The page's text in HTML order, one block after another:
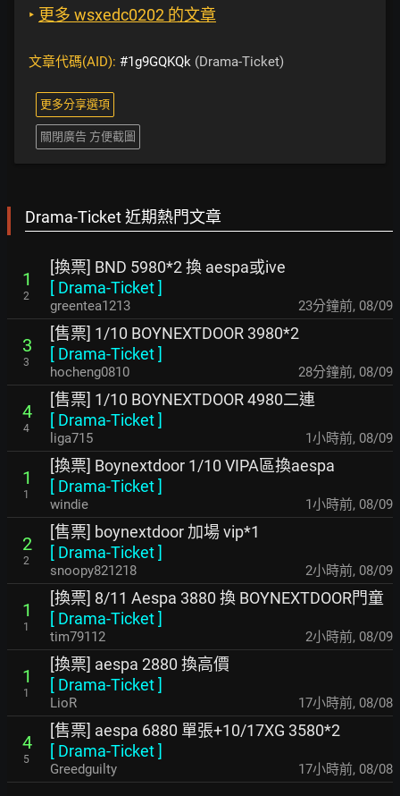
‣ 更多 wsxedc0202 的文章
文章代碼(AID): #1g9GQKQk (Drama-Ticket)
更多分享選項
關閉廣告 方便截圖
Drama-Ticket 近期熱門文章
1
2
[換票] BND 5980*2 換 aespa或ive
[ Drama-Ticket]
greentea1213 23分鐘前, 08/09
3
3
[售票] 1/10 BOYNEXTDOOR 3980*2
[ Drama-Ticket]
hocheng0810 28分鐘前, 08/09
4
4
[售票] 1/10 BOYNEXTDOOR 4980二連
[ Drama-Ticket]
liga715 1小時前, 08/09
1
1
[換票] Boynextdoor 1/10 VIPA區換aespa
[ Drama-Ticket]
windie 1小時前, 08/09
2
2
[售票] boynextdoor 加場 vip*1
[ Drama-Ticket]
snoopy821218 2小時前, 08/09
1
1
[換票] 8/11 Aespa 3880 換 BOYNEXTDOOR門童
[ Drama-Ticket]
tim79112 2小時前, 08/09
1
1
[換票] aespa 2880 換高價
[ Drama-Ticket]
LioR 17小時前, 08/08
4
5
[售票] aespa 6880 單張+10/17XG 3580*2
[ Drama-Ticket]
Greedguilty 17小時前, 08/08